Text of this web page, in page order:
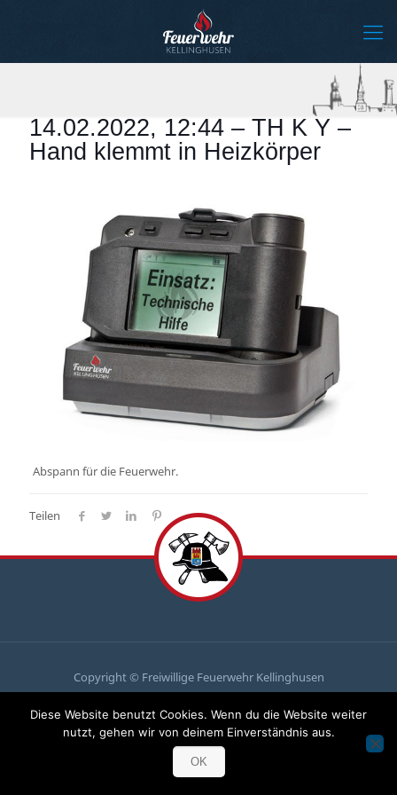
14.02.2022, 12:44 – TH K Y –
Hand klemmt in Heizkörper
Abspann für die Feuerwehr.
Teilen
Copyright © Freiwillige Feuerwehr Kellinghusen
Dubrauchst uns, wir brauchendich!
Komm zu uns und mach mit!
Diese Website benutzt Cookies. Wenn du die Website weiter
nutzt, gehen wir von deinem Einverständnis aus.
OK